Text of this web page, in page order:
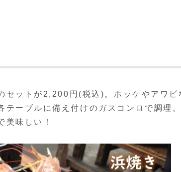
セットが2,200円(税込)。ホッケやアワビ
テーブルに備え付けのガスコンロで調理
美味しい！